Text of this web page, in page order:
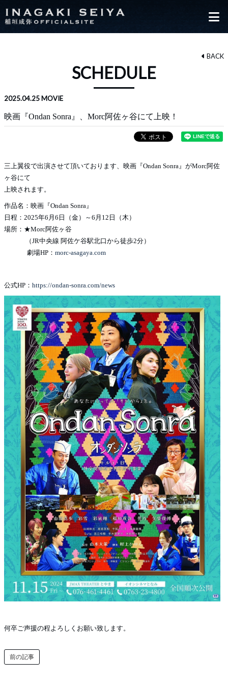
SCHEDULE
BACK
2025.04.25 MOVIE
映画『Ondan Sonra』、Morc阿佐ヶ谷にて上映！
三上翼役で出演させて頂いております、映画『Ondan Sonra』がMorc阿佐
ヶ谷にて
上映されます。
作品名：映画『Ondan Sonra』
日程：2025年6月6日（金）～6月12日（木）
場所：★Morc阿佐ヶ谷
（JR中央線 阿佐ケ谷駅北口から徒歩2分）
劇場HP： morc-asagaya.com
公式HP： https://ondan-sonra.com/news
何卒ご声援の程よろしくお願い致します。
前の記事